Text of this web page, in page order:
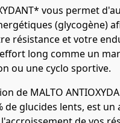
vous permet
(glycogène)
résistance et votre
long comme un
ou une cyclo sportive.
de MALTO
de glucides lents, est un